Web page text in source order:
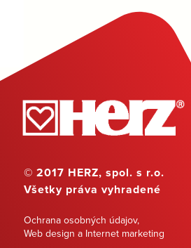
© 2017 HERZ, spol. s r.o.
Všetky práva vyhradené
Ochrana osobných údajov,
Web design a Internet marketing